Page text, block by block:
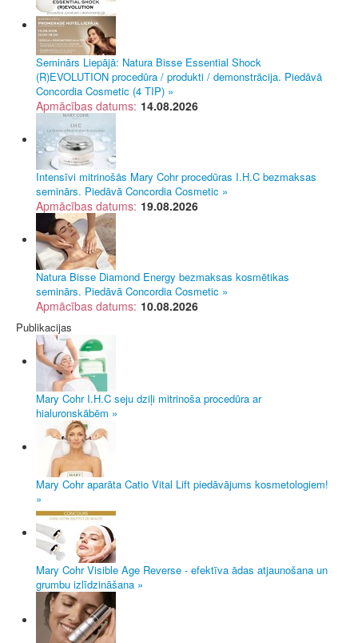
Seminārs Liepājā: Natura Bisse Essential Shock
(R)EVOLUTION procedūra / produkti / demonstrācija. Piedāvā
Concordia Cosmetic (4 TIP) »
Apmācības datums: 14.08.2026
Intensīvi mitrinošās Mary Cohr procedūras I.H.C bezmaksas
seminārs. Piedāvā Concordia Cosmetic »
Apmācības datums: 19.08.2026
Natura Bisse Diamond Energy bezmaksas kosmētikas
seminārs. Piedāvā Concordia Cosmetic »
Apmācības datums: 10.08.2026
Publikacijas
Mary Cohr I.H.C seju dziļi mitrinoša procedūra ar
hialuronskābēm »
Mary Cohr aparāta Catio Vital Lift piedāvājums kosmetologiem!
»
Mary Cohr Visible Age Reverse - efektīva ādas atjaunošana un
grumbu izlīdzināšana »